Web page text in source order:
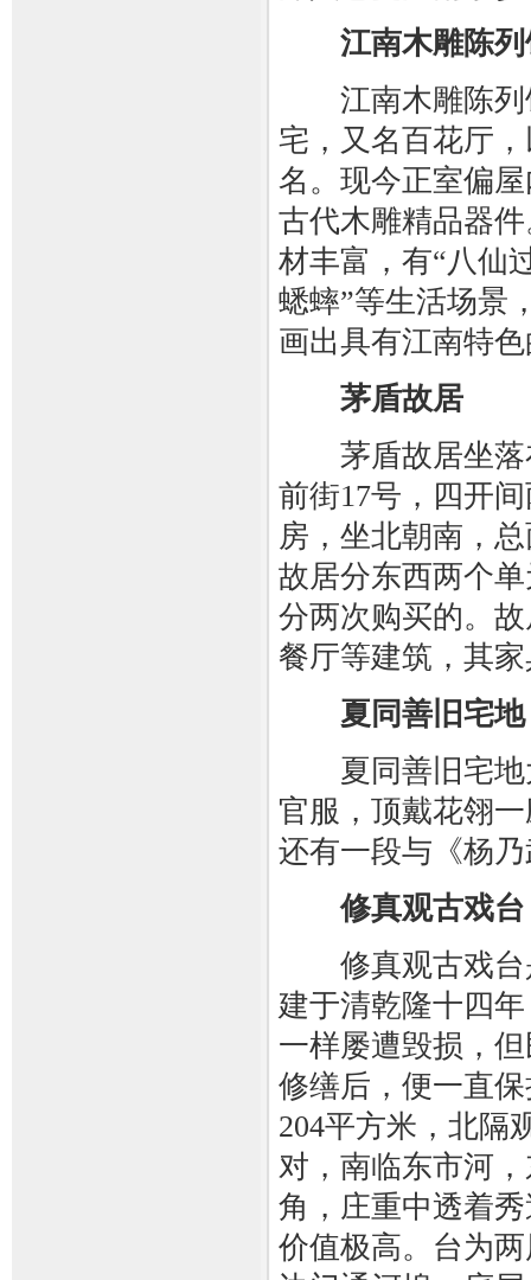
江南木雕陈
江南木雕陈列
宅，又名百花厅
名。现今正室偏
古代木雕精品器
材丰富，有“八仙
蟋蟀”等生活场景
画出具有江南特
茅盾故居
茅盾故居坐落
前街17号，四开
房，坐北朝南，
故居分东西两个
分两次购买的。
餐厅等建筑，其
夏同善旧宅地
夏同善旧宅地
官服，顶戴花翎
还有一段与《杨
修真观古戏台
修真观古戏台
建于清乾隆十四
一样屡遭毁损，
修缮后，便一直
204平方米，北隔
对，南临东市河
角，庄重中透着
价值极高。台为